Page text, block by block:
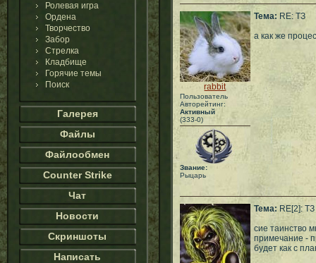
Ролевая игра
Ордена
Творчество
Забор
Стрелка
Кладбище
Горячие темы
Поиск
Галерея
Файлы
Файлообмен
Counter Strike
Чат
Новости
Скриншоты
Написать
rabbit
Пользователь
Авторейтинг:
Активный
(333-0)
Звание:
Рыцарь
Тема: RE: ТЗ
а как же
Тема: RE[2]: ТЗ
сие таинство
примечание -
будет как с